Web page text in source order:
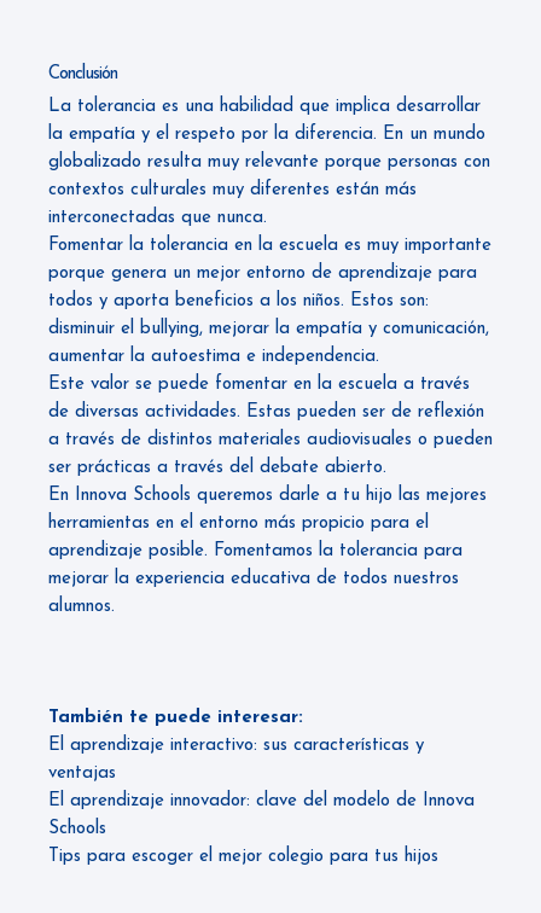
Conclusión
La tolerancia es una habilidad que implica desarrollar
la empatía y el respeto por la diferencia. En un mundo
globalizado resulta muy relevante porque personas con
contextos culturales muy diferentes están más
interconectadas que nunca.
Fomentar la tolerancia en la escuela es muy importante
porque genera un mejor entorno de aprendizaje para
todos y aporta beneficios a los niños. Estos son:
disminuir el bullying, mejorar la empatía y comunicación,
aumentar la autoestima e independencia.
Este valor se puede fomentar en la escuela a través
de diversas actividades. Estas pueden ser de reflexión
a través de distintos materiales audiovisuales o pueden
ser prácticas a través del debate abierto.
En Innova Schools queremos darle a tu hijo las mejores
herramientas en el entorno más propicio para el
aprendizaje posible. Fomentamos la tolerancia para
mejorar la experiencia educativa de todos nuestros
alumnos.
También te puede interesar:
El aprendizaje interactivo: sus características y
ventajas
El aprendizaje innovador: clave del modelo de Innova
Schools
Tips para escoger el mejor colegio para tus hijos